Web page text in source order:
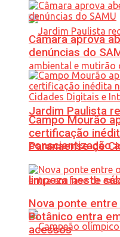
Jardim Paulista
conscientização
limpeza neste
Câmara aprova
denúncias do
Campo Mourão
certificação
Paranaense de
Nova ponte
Botânico entra
acessos